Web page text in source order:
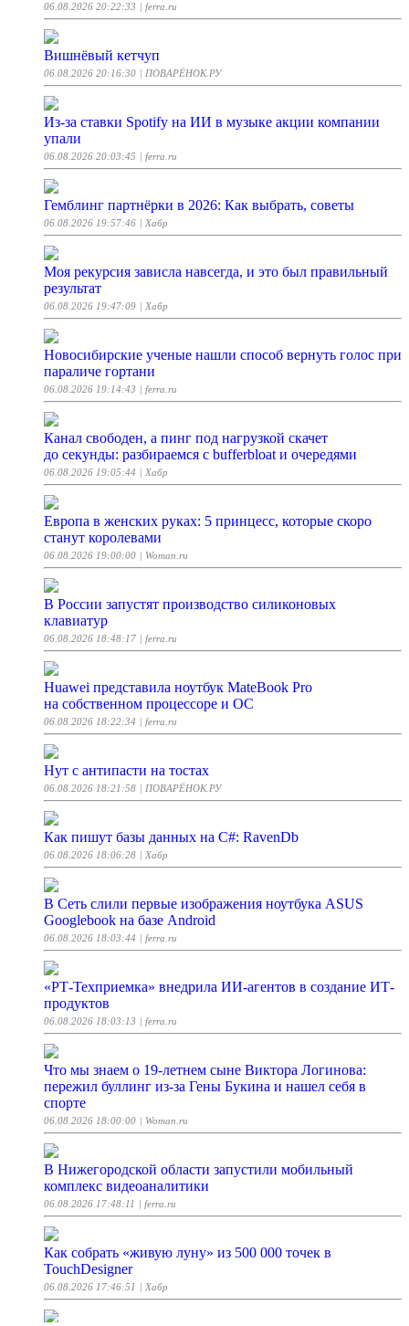
06.08.2026 20:22:33 | ferra.ru
Вишнёвый кетчуп
06.08.2026 20:16:30 | ПОВАРЁНОК.РУ
Из-за ставки Spotify на ИИ в музыке акции компании
упали
06.08.2026 20:03:45 | ferra.ru
Гемблинг партнёрки в 2026: Как выбрать, советы
06.08.2026 19:57:46 | Хабр
Моя рекурсия зависла навсегда, и это был правильный
результат
06.08.2026 19:47:09 | Хабр
Новосибирские ученые нашли способ вернуть голос при
параличе гортани
06.08.2026 19:14:43 | ferra.ru
Канал свободен, а пинг под нагрузкой скачет
до секунды: разбираемся с bufferbloat и очередями
06.08.2026 19:05:44 | Хабр
Европа в женских руках: 5 принцесс, которые скоро
станут королевами
06.08.2026 19:00:00 | Woman.ru
В России запустят производство силиконовых
клавиатур
06.08.2026 18:48:17 | ferra.ru
Huawei представила ноутбук MateBook Pro
на собственном процессоре и ОС
06.08.2026 18:22:34 | ferra.ru
Нут с антипасти на тостах
06.08.2026 18:21:58 | ПОВАРЁНОК.РУ
Как пишут базы данных на C#: RavenDb
06.08.2026 18:06:28 | Хабр
В Сеть слили первые изображения ноутбука ASUS
Googlebook на базе Android
06.08.2026 18:03:44 | ferra.ru
«РТ-Техприемка» внедрила ИИ-агентов в создание ИТ-
продуктов
06.08.2026 18:03:13 | ferra.ru
Что мы знаем о 19-летнем сыне Виктора Логинова:
пережил буллинг из-за Гены Букина и нашел себя в
спорте
06.08.2026 18:00:00 | Woman.ru
В Нижегородской области запустили мобильный
комплекс видеоаналитики
06.08.2026 17:48:11 | ferra.ru
Как собрать «живую луну» из 500 000 точек в
TouchDesigner
06.08.2026 17:46:51 | Хабр